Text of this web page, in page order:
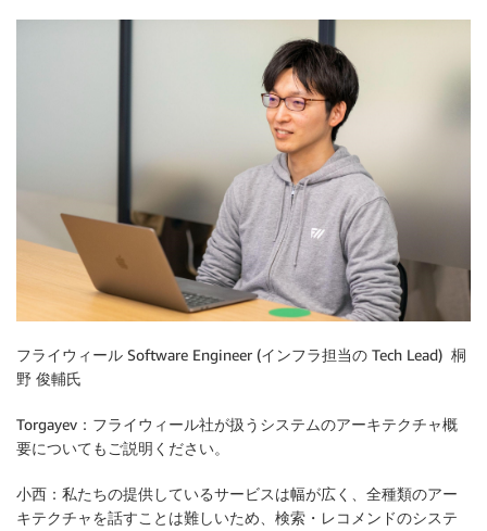
フライウィール Software Engineer (インフラ担当の Tech Lead) 桐
野 俊輔氏
Torgayev：フライウィール社が扱うシステムのアーキテクチャ概
要についてもご説明ください。
小西：私たちの提供しているサービスは幅が広く、全種類のアー
キテクチャを話すことは難しいため、検索・レコメンドのシステ